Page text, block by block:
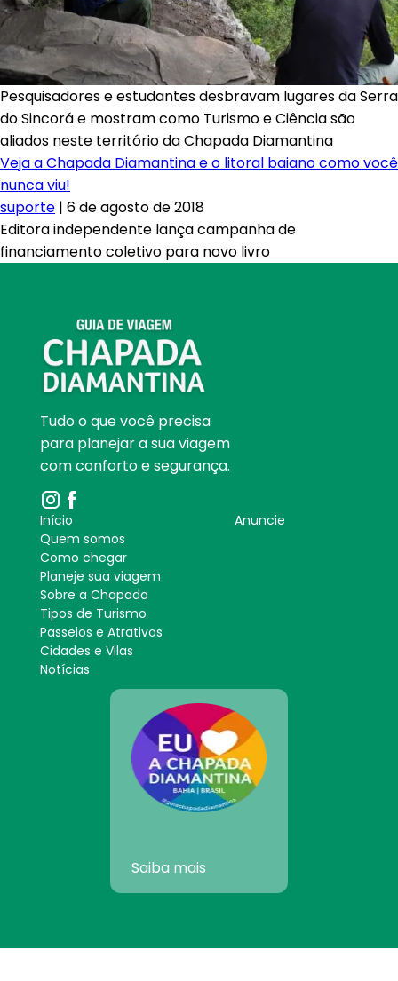
Pesquisadores e estudantes desbravam lugares da Serra
do Sincorá e mostram como Turismo e Ciência são
aliados neste território da Chapada Diamantina
Veja a Chapada Diamantina e o litoral baiano como você
nunca viu!
suporte | 6 de agosto de 2018
Editora independente lança campanha de
financiamento coletivo para novo livro
Tudo o que você precisa
para planejar a sua viagem
com conforto e segurança.
Início
Quem somos
Como chegar
Planeje sua viagem
Sobre a Chapada
Tipos de Turismo
Passeios e Atrativos
Cidades e Vilas
Notícias
Anuncie
Saiba mais